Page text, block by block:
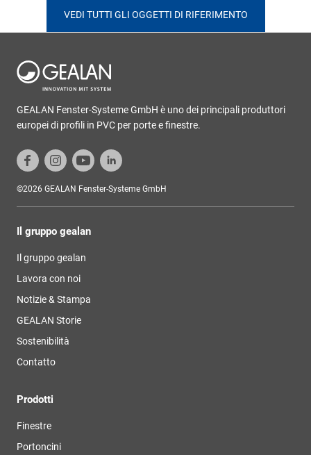
VEDI TUTTI GLI OGGETTI DI RIFERIMENTO
GEALAN Fenster-Systeme GmbH è uno dei principali produttori
europei di profili in PVC per porte e finestre.
©2026 GEALAN Fenster-Systeme GmbH
Il gruppo gealan
Il gruppo gealan
Lavora con noi
Notizie & Stampa
GEALAN Storie
Sostenibilità
Contatto
Prodotti
Finestre
Portoncini